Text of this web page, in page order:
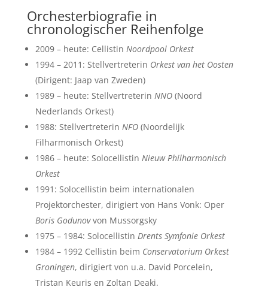
Orchesterbiografie in
chronologischer Reihenfolge
2009 – heute: Cellistin Noordpool Orkest
1994 – 2011: Stellvertreterin Orkest van het Oosten
(Dirigent: Jaap van Zweden)
1989 – heute: Stellvertreterin NNO(Noord
Nederlands Orkest)
1988: Stellvertreterin NFO(Noordelijk
Filharmonisch Orkest)
1986 – heute: Solocellistin Nieuw Philharmonisch
Orkest
1991: Solocellistin beim internationalen
Projektorchester, dirigiert von Hans Vonk: Oper
Boris Godunovvon Mussorgsky
1975 – 1984: Solocellistin Drents Symfonie Orkest
1984 – 1992 Cellistin beim Conservatorium Orkest
Groningen, dirigiert von u.a. David Porcelein,
Tristan Keuris en Zoltan Deaki.